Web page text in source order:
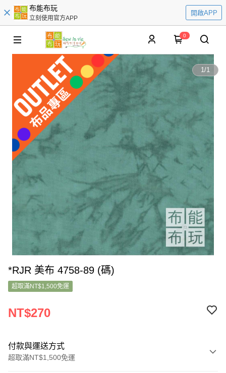
布能布玩
立刻使用官方APP
開啟APP
0
1/1
*RJR 美布 4758-89 (碼)
超取滿NT$1,500免運
NT$270
付款與運送方式
超取滿NT$1,500免運